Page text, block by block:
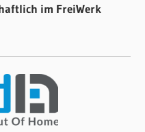
im FreiWerk